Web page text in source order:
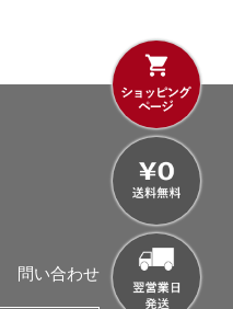
問い合わせ